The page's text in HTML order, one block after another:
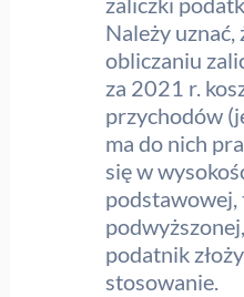
Należy uznać,
obliczaniu
za 2021 r.
przychodów
ma do nich
się w
podstawowej,
podatnik
stosowanie.